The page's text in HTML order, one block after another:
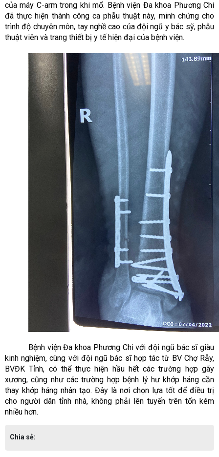
của máy C-arm trong khi mổ. Bệnh viện Đa khoa Phương Chi
đã thực hiện thành công ca phẫu thuật này, minh chứng cho
trình độ chuyên môn, tay nghề cao của đội ngũ y bác sỹ, phẫu
thuật viên và trang thiết bị y tế hiện đại của bệnh viện.
Bệnh viện Đa khoa Phương Chi với đội ngũ bác sĩ giàu
kinh nghiệm, cùng với đội ngũ bác sĩ hợp tác từ BV Chợ Rẫy,
BVĐK Tỉnh, có thể thực hiện hầu hết các trường hợp gãy
xương, cũng như các trường hợp bệnh lý hư khớp háng cần
thay khớp háng nhân tạo. Đây là nơi chọn lựa tốt để điều trị
cho người dân tỉnh nhà, không phải lên tuyến trên tốn kém
nhiều hơn.
Chia sẻ: